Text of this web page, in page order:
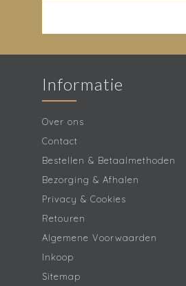
Informatie
Over ons
Contact
Bestellen & Betaalmethoden
Bezorging & Afhalen
Privacy & Cookies
Retouren
Algemene Voorwaarden
Inkoop
Sitemap